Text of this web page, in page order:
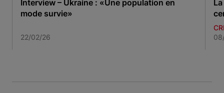
Interview – Ukraine : «Une population en
mode survie»
22/02/26